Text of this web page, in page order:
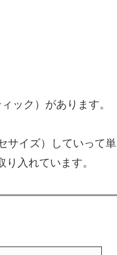
ック）があります。
サイズ）していって単
り入れています。